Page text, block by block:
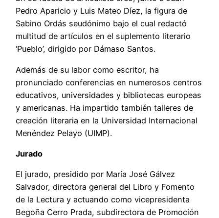
Pedro Aparicio y Luis Mateo Díez, la figura de
Sabino Ordás seudónimo bajo el cual redactó
multitud de artículos en el suplemento literario
‘Pueblo’, dirigido por Dámaso Santos.
Además de su labor como escritor, ha
pronunciado conferencias en numerosos centros
educativos, universidades y bibliotecas europeas
y americanas. Ha impartido también talleres de
creación literaria en la Universidad Internacional
Menéndez Pelayo (UIMP).
Jurado
El jurado, presidido por María José Gálvez
Salvador, directora general del Libro y Fomento
de la Lectura y actuando como vicepresidenta
Begoña Cerro Prada, subdirectora de Promoción